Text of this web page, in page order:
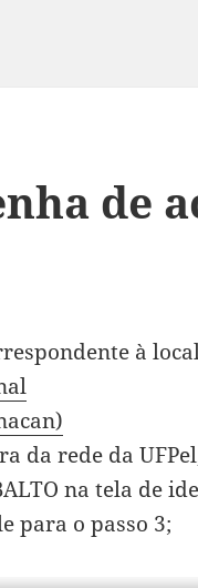
de
à
da rede da
na tela de
para o passo 3;